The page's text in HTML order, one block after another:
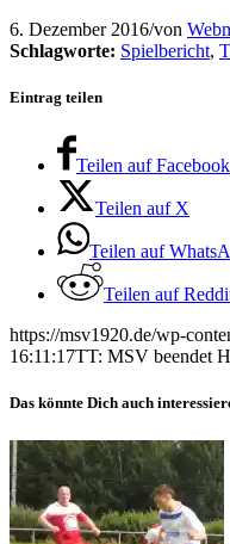
6. Dezember 2016/von
Schlagworte: Spielbericht,
Eintrag teilen
Teilen auf Facebook
Teilen auf X
Teilen auf
Teilen auf
https://msv1920.de/wp-
16:11:17TT: MSV beendet
Das könnte Dich auch